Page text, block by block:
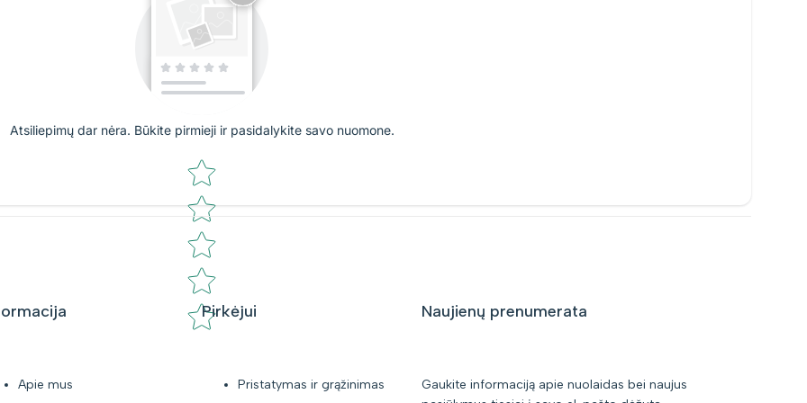
Atsiliepimų dar nėra. Būkite pirmieji ir pasidalykite savo nuomone.
Star rating
Apie mus
Pirkėjui
Pristatymas ir grąžinimas
Naujienų prenumerata
Gaukite informaciją apie nuolaidas bei naujus